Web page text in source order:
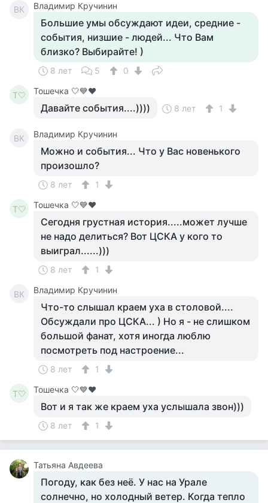
ВК Владимир Кручинин
Большие умы обсуждают идеи, средние -
события, низшие - людей... Что Вам
близко? Выбирайте! )
8 лет 5 0
Т🤍 Тошечка 🤍💙♥️
Давайте события....)))) 8 лет 1
ВК Владимир Кручинин
Можно и события... Что у Вас новенького
произошло?
8 лет 1
Т🤍 Тошечка 🤍💙♥️
Сегодня грустная история.....может лучше
не надо делиться? Вот ЦСКА у кого то
выиграл......)))
8 лет 1
ВК Владимир Кручинин
Что-то слышал краем уха в столовой....
Обсуждали про ЦСКА... ) Но я - не слишком
большой фанат, хотя иногда люблю
посмотреть под настроение...
8 лет 1
Т🤍 Тошечка 🤍💙♥️
Вот и я так же краем уха услышала звон)))
8 лет 1
Татьяна Авдеева
Погоду, как без неё. У нас на Урале
солнечно, но холодный ветер. Когда тепло